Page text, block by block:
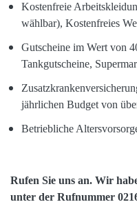
Kostenfreie
wählbar), Kostenfreies
Gutscheine im Wert von
Tankgutscheine,
jährlichen Budget von
Betriebliche
Rufen Sie uns an. Wir
unter der Rufnummer